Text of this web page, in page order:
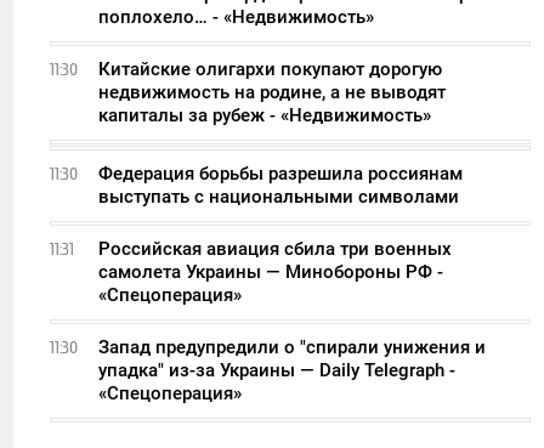
поплохело… - «Недвижимость»
11:30
Китайские олигархи покупают дорогую
недвижимость на родине, а не выводят
капиталы за рубеж - «Недвижимость»
11:30
Федерация борьбы разрешила россиянам
выступать с национальными символами
11:31
Российская авиация сбила три военных
самолета Украины — Минобороны РФ -
«Спецоперация»
11:30
Запад предупредили о "спирали унижения и
упадка" из-за Украины — Daily Telegraph -
«Спецоперация»